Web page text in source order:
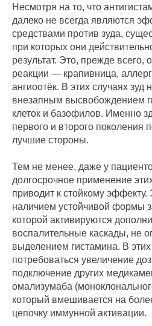
Несмотря на то, что
далеко не всегда являются
средствами против зуда,
при которых они
результат. Это, прежде всего,
реакции — крапивница,
ангиоотёк. В этих случаях зуд
внезапным высвобождением
клеток и базофилов. Именно
первого и второго поколения
лучшие стороны.
Тем не менее, даже у
долгосрочное применение
приводит к стойкому эффекту.
наличием устойчивой формы
которой активируются
воспалительные каскады, не
выделением гистамина. В
потребоваться увеличение
подключение других
омализумаба
который вмешивается на
цепочку иммунной активации.